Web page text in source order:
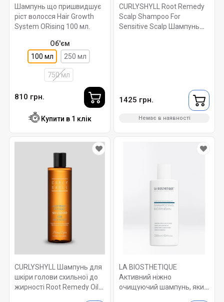
Шампунь що пришвидшує
ріст волосся Hair Growth
System ORising 100 мл.
Об'єм
100 мл
250 мл
750 мл
810 грн.
Купити в 1 клік
CURLYSHYLL Root Remedy
Scalp Shampoo For
Sensitive Scalp Шампунь
1425 грн.
Немає в наявності
CURLYSHYLL Шампунь для
шкіри голови схильної до
жирності Root Remedy Oily
LA BIOSTHETIQUE
Активний ніжно
очищуючий шампунь, який